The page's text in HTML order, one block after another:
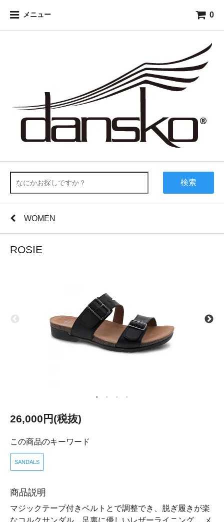
メニュー 0
検索
WOMEN
ROSIE
26,000円(税抜)
この商品のキーワード
SANDALS
商品説明
マジックテープ付きベルトとで調整でき、脱ぎ履きが楽
なコルクサンダル。足裏に優しいレザーライニング。 メ